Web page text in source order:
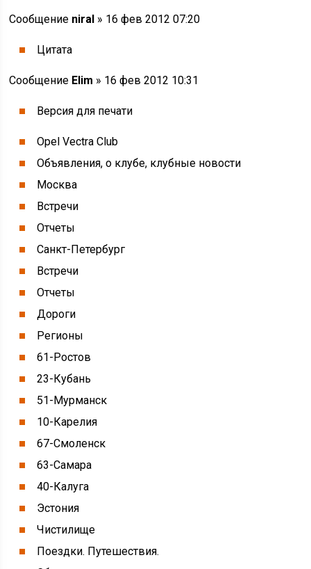
Сообщение niral » 16 фев 2012 07:20
Цитата
Сообщение Elim » 16 фев 2012 10:31
Версия для печати
Opel Vectra Club
Объявления, о клубе, клубные новости
Москва
Встречи
Отчеты
Санкт-Петербург
Встречи
Отчеты
Дороги
Регионы
61-Ростов
23-Кубань
51-Мурманск
10-Карелия
67-Смоленск
63-Самара
40-Калуга
Эстония
Чистилище
Поездки. Путешествия.